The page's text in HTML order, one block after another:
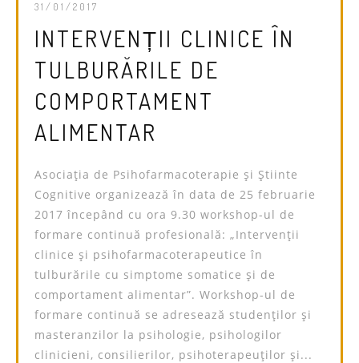
31/01/2017
INTERVENȚII CLINICE ÎN
TULBURĂRILE DE
COMPORTAMENT
ALIMENTAR
Asociația de Psihofarmacoterapie și Știinte
Cognitive organizează în data de 25 februarie
2017 începând cu ora 9.30 workshop-ul de
formare continuă profesională: „Intervenții
clinice și psihofarmacoterapeutice în
tulburările cu simptome somatice și de
comportament alimentar”. Workshop-ul de
formare continuă se adresează studenților și
masteranzilor la psihologie, psihologilor
clinicieni, consilierilor, psihoterapeuţilor și...